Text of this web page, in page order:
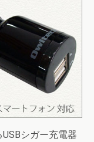
シガー充電器